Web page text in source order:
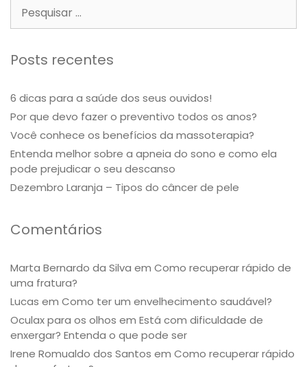
Posts recentes
6 dicas para a saúde dos seus ouvidos!
Por que devo fazer o preventivo todos os anos?
Você conhece os benefícios da massoterapia?
Entenda melhor sobre a apneia do sono e como ela
pode prejudicar o seu descanso
Dezembro Laranja – Tipos do câncer de pele
Comentários
Marta Bernardo da Silva em Como recuperar rápido de
uma fratura?
Lucas em Como ter um envelhecimento saudável?
Oculax para os olhos em Está com dificuldade de
enxergar? Entenda o que pode ser
Irene Romualdo dos Santos em Como recuperar rápido